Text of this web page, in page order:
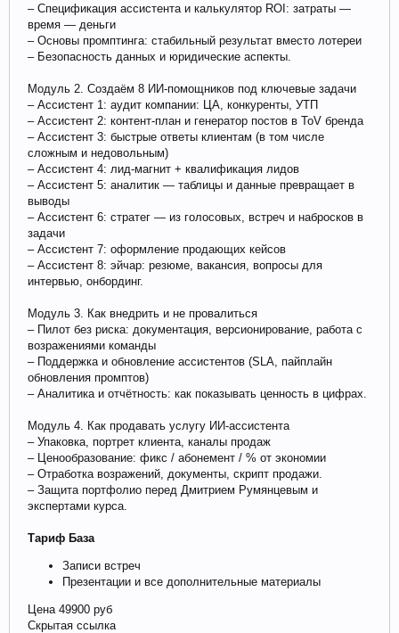
– Спецификация ассистента и калькулятор ROI: затраты —
время — деньги
– Основы промптинга: стабильный результат вместо лотереи
– Безопасность данных и юридические аспекты.
Модуль 2. Создаём 8 ИИ-помощников под ключевые задачи
– Ассистент 1: аудит компании: ЦА, конкуренты, УТП
– Ассистент 2: контент-план и генератор постов в ToV бренда
– Ассистент 3: быстрые ответы клиентам (в том числе
сложным и недовольным)
– Ассистент 4: лид-магнит + квалификация лидов
– Ассистент 5: аналитик — таблицы и данные превращает в
выводы
– Ассистент 6: стратег — из голосовых, встреч и набросков в
задачи
– Ассистент 7: оформление продающих кейсов
– Ассистент 8: эйчар: резюме, вакансия, вопросы для
интервью, онбординг.
Модуль 3. Как внедрить и не провалиться
– Пилот без риска: документация, версионирование, работа с
возражениями команды
– Поддержка и обновление ассистентов (SLA, пайплайн
обновления промптов)
– Аналитика и отчётность: как показывать ценность в цифрах.
Модуль 4. Как продавать услугу ИИ-ассистента
– Упаковка, портрет клиента, каналы продаж
– Ценообразование: фикс / абонемент / % от экономии
– Отработка возражений, документы, скрипт продажи.
– Защита портфолио перед Дмитрием Румянцевым и
экспертами курса.
Тариф База
Записи встреч
Презентации и все дополнительные материалы
Цена 49900 руб
Скрытая ссылка